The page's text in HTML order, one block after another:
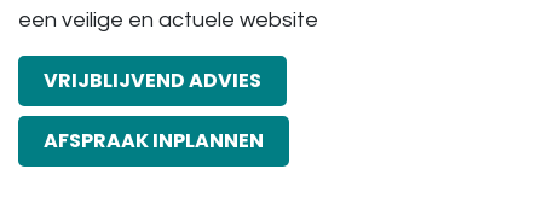
een veilige en actuele website
VRIJBLIJVEND ​​ADVIES
AFSPRAAK INPLANNEN